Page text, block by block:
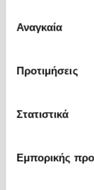
συγκατάθεσης
Αναγκαία
Προτιμήσεις
Στατιστικά
Εμπορικής